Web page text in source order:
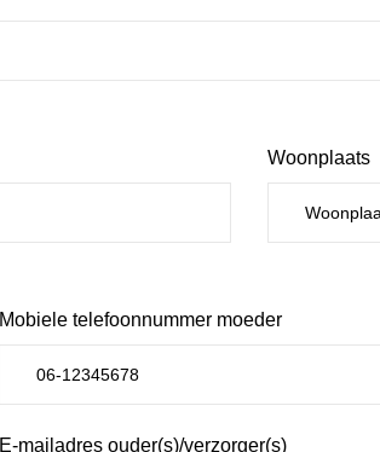
Woonplaats
Mobiele telefoonnummer moeder
E-mailadres ouder(s)/verzorger(s)